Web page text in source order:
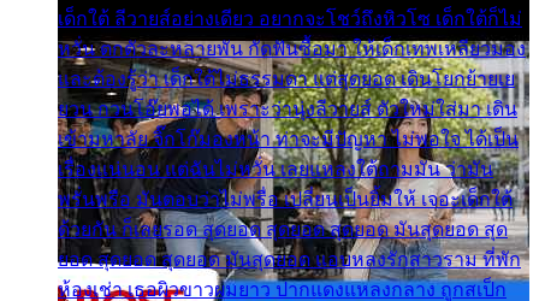
เด็กใต้ ลีวายส์อย่างเดียว อยากจะโชว์ถึงหิวโซ เด็กใต้ก็ไม่
หวั่น ตกตัวละหลายพัน กัดฟันซื้อมา ให้เด็กเทพเหลียวมอง
และต้องรู้ว่า เด็กใต้ไม่ธรรมดา แต่สุดยอด เดินโยกย้ายเย
ยวน กวนโอ๊ยพอได้ เพราะว่านุ่งลีวายส์ ตัวใหม่ใส่มา เดิน
เข้ามหาลัย จิ๊กโก๊มองหน้า ท่าจะมีปัญหา ไม่พอใจ ได้เป็น
เรื่องแน่นอน แต่ฉันไม่หวั่น เลยแหลงใต้ถามมัน ว่ามัน
พรั่นพรือ มันตอบว่าไม่พรื่อ เปลี่ยนเป็นยิ้มให้ เจอะเด็กใต้
ด้วยกัน ก็เลยรอด สุดยอด สุดยอด สุดยอด มันสุดยอด สุด
ยอด สุดยอด สุดยอด มันสุดยอด แอบหลงรักสาวราม ที่พัก
ห้องเช่า เธอผิวขาวผมยาว ปากแดงแหลงกลาง ถูกสเป็ก